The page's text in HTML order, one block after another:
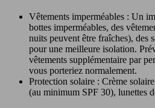
Vêtements imperméables : Un
bottes imperméables, des
nuits peuvent être fraîches), des
pour une meilleure isolation.
vêtements supplémentaire par
vous porteriez normalement.
Protection solaire : Crème
(au minimum SPF 30), lunettes